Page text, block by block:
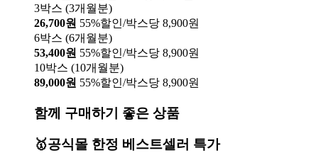
3박스 (3개월분)
26,700원 55%할인/박스당 8,900원
6박스 (6개월분)
53,400원 55%할인/박스당 8,900원
10박스 (10개월분)
89,000원 55%할인/박스당 8,900원
함께 구매하기 좋은 상품
🥇공식몰 한정 베스트셀러 특가